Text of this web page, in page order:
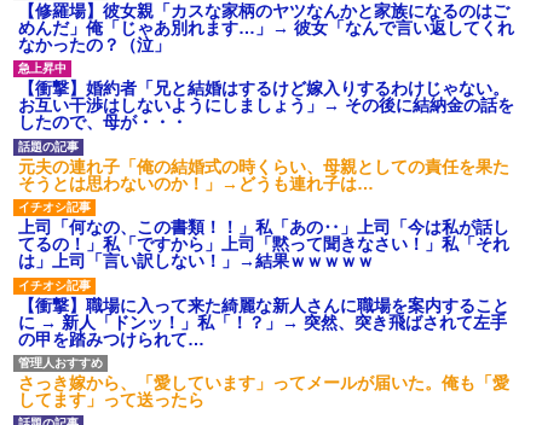
【修羅場】彼女親「カスな家柄のヤツなんかと家族になるのはご
めんだ」俺「じゃあ別れます…」→ 彼女「なんで言い返してくれ
なかったの？（泣」
【衝撃】婚約者「兄と結婚はするけど嫁入りするわけじゃない。
お互い干渉はしないようにしましょう」→ その後に結納金の話を
したので、母が・・・
元夫の連れ子「俺の結婚式の時くらい、母親としての責任を果た
そうとは思わないのか！」→どうも連れ子は…
上司「何なの、この書類！！」私「あの‥」上司「今は私が話し
てるの！」私「ですから」上司「黙って聞きなさい！」私「それ
は」上司「言い訳しない！」→結果ｗｗｗｗｗ
【衝撃】職場に入って来た綺麗な新人さんに職場を案内すること
に → 新人「ドンッ！」私「！？」→ 突然、突き飛ばされて左手
の甲を踏みつけられて…
さっき嫁から、「愛しています」ってメールが届いた。俺も「愛
してます」って送ったら